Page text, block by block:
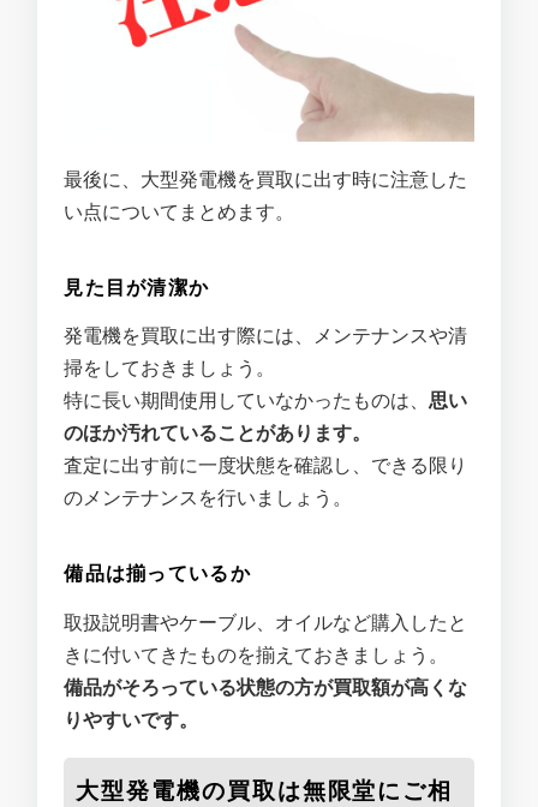
最後に、大型発電機を買取に出す時に注意した
い点についてまとめます。
見た目が清潔か
発電機を買取に出す際には、メンテナンスや清
掃をしておきましょう。
特に長い期間使用していなかったものは、思い
のほか汚れていることがあります。
査定に出す前に一度状態を確認し、できる限り
のメンテナンスを行いましょう。
備品は揃っているか
取扱説明書やケーブル、オイルなど購入したと
きに付いてきたものを揃えておきましょう。
備品がそろっている状態の方が買取額が高くな
りやすいです。
大型発電機の買取は無限堂にご相